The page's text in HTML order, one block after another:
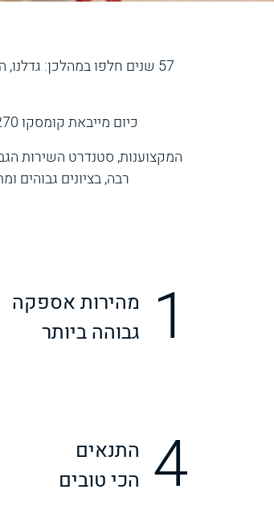
57 שנים חלפו במהלכן:
כיום מייבאת קומסקו 270 דגמים שונים של כלי ציוד מכני הנדסי והיא מעניקה שירות מעל ל-5000 לקוחות בארץ ולעשרות קבלנים ישראלים בחו"ל.
המקצוענות, סטנדרט השירות
רבה, בציונים גבוהים
1
מהירות אספקה
גבוהה ביותר
4 התנאים
הכי טובים